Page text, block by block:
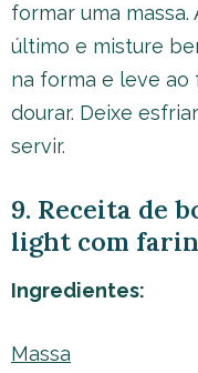
formar uma
último e misture
na forma e leve
dourar. Deixe
servir.
9. Receita de
light com
Ingredientes:
Massa